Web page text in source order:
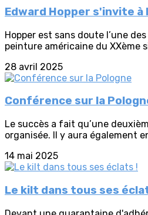
Edward Hopper s'invite à
Hopper est sans doute l’une
peinture américaine du XXème
28 avril 2025
Conférence sur la
Le succès a fait qu’une
organisée. Il y aura également
14 mai 2025
Le kilt dans tous ses